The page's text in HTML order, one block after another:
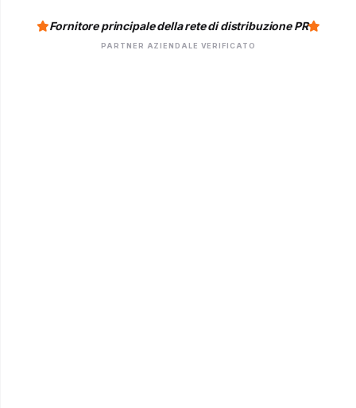
Fornitore principale della rete di distribuzione PR
PARTNER AZIENDALE VERIFICATO